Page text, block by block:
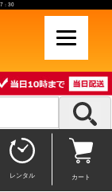
：30
レンタル カート